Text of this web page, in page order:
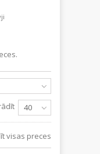
40
visas preces